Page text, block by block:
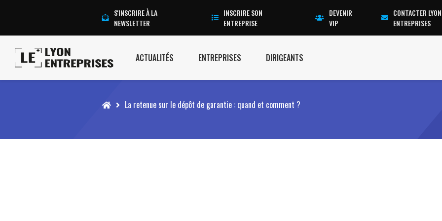
S'INSCRIRE À LA
NEWSLETTER
INSCRIRE SON
ENTREPRISE
DEVENIR
VIP
CONTACTER LYON
ENTREPRISES
ACTUALITÉS ENTREPRISES DIRIGEANTS
Accueil La retenue sur le dépôt de garantie : quand et comment ?